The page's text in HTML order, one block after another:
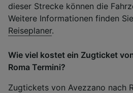
dieser Strecke können die
Weitere Informationen finden
Reiseplaner.
Wie viel kostet ein Zugticket
Roma Termini?
Zugtickets von Avezzano nach